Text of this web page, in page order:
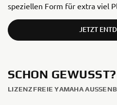
speziellen Form für extra viel
JETZT
SCHON GEWUSST?
LIZENZFREIE YAMAHA